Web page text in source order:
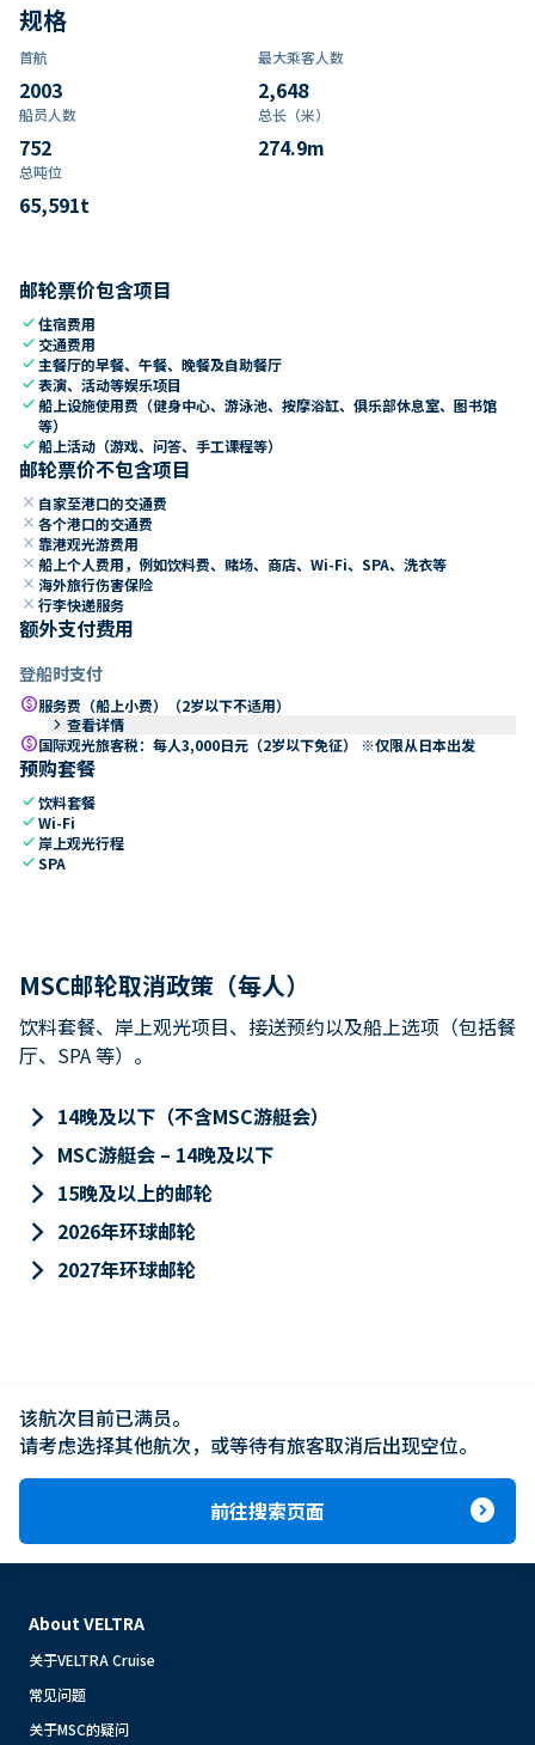
规格
首航
2003
最大乘客人数
2,648
船员人数
752
总长（米）
274.9m
总吨位
65,591t
邮轮票价包含项目
check住宿费用
check 交通费用
check 主餐厅的早餐、午餐、晚餐及自助餐厅
check表演、活动等娱乐项目
check船上设施使用费（健身中心、游泳池、按摩浴缸、俱乐部休息室、图书馆
等）
check船上活动（游戏、问答、手工课程等）
邮轮票价不包含项目
close 自家至港口的交通费
close 各个港口的交通费
close 靠港观光游费用
close 船上个人费用，例如饮料费、赌场、商店、Wi-Fi、SPA、洗衣等
close 海外旅行伤害保险
close 行李快递服务
额外支付费用
登船时支付
paid服务费（船上小费）（2岁以下不适用）
keyboard_arrow_right 查看详情
paid国际观光旅客税：每人3,000日元（2岁以下免征） ※仅限从日本出发
预购套餐
check饮料套餐
checkWi-Fi
check 岸上观光行程
checkSPA
MSC邮轮取消政策（每人）
饮料套餐、岸上观光项目、接送预约以及船上选项（包括餐
厅、SPA 等）。
keyboard_arrow_right 14晚及以下（不含MSC游艇会）
keyboard_arrow_right MSC游艇会 – 14晚及以下
keyboard_arrow_right 15晚及以上的邮轮
keyboard_arrow_right 2026年环球邮轮
keyboard_arrow_right 2027年环球邮轮
该航次目前已满员。
请考虑选择其他航次，或等待有旅客取消后出现空位。
前往搜索页面 expand_circle_right
About VELTRA
关于VELTRA Cruise
常见问题
关于MSC的疑问